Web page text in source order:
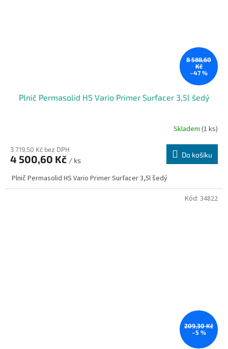
8 588,60
Kč
–47 %
Plnič Permasolid HS Vario Primer Surfacer 3,5l šedý
Skladem (1 ks)
3 719,50 Kč bez DPH
4 500,60 Kč / ks
Do košíku
Plnič Permasolid HS Vario Primer Surfacer 3,5l šedý
209,30 Kč
–5 %
Kód: 34822